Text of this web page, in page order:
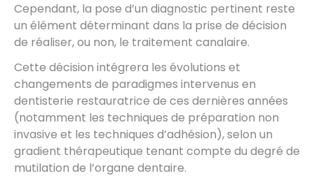
Cependant, la pose d’un diagnostic pertinent reste
un élément déterminant dans la prise de décision
de réaliser, ou non, le traitement canalaire.
Cette décision intégrera les évolutions et
changements de paradigmes intervenus en
dentisterie restauratrice de ces dernières années
(notamment les techniques de préparation non
invasive et les techniques d’adhésion), selon un
gradient thérapeutique tenant compte du degré de
mutilation de l’organe dentaire.